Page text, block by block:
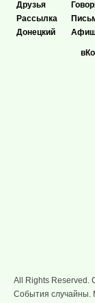
Друзья
Рассылка
Донецкий
All Rights Reserved.
События случайны.